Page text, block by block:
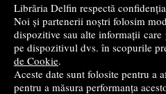
Librăria Delfin respectă
Noi și partenerii noștri folosim
dispozitive sau alte informații care
pe dispozitivul dvs. în scopurile
de Cookie.
Aceste date sunt folosite pentru a
pentru a măsura performanța